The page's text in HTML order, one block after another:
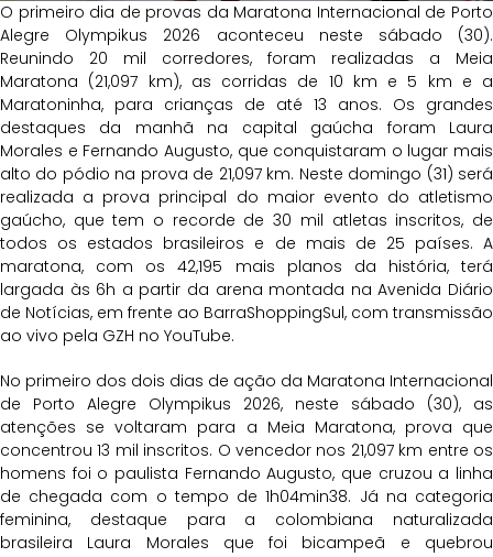
O primeiro dia de provas da Maratona Internacional de Porto
Alegre Olympikus 2026 aconteceu neste sábado (30).
Reunindo 20 mil corredores, foram realizadas a Meia
Maratona (21,097 km), as corridas de 10 km e 5 km e a
Maratoninha, para crianças de até 13 anos. Os grandes
destaques da manhã na capital gaúcha foram Laura
Morales e Fernando Augusto, que conquistaram o lugar mais
alto do pódio na prova de 21,097 km. Neste domingo (31) será
realizada a prova principal do maior evento do atletismo
gaúcho, que tem o recorde de 30 mil atletas inscritos, de
todos os estados brasileiros e de mais de 25 países. A
maratona, com os 42,195 mais planos da história, terá
largada às 6h a partir da arena montada na Avenida Diário
de Notícias, em frente ao BarraShoppingSul, com transmissão
ao vivo pela GZH no YouTube.
No primeiro dos dois dias de ação da Maratona Internacional
de Porto Alegre Olympikus 2026, neste sábado (30), as
atenções se voltaram para a Meia Maratona, prova que
concentrou 13 mil inscritos. O vencedor nos 21,097 km entre os
homens foi o paulista Fernando Augusto, que cruzou a linha
de chegada com o tempo de 1h04min38. Já na categoria
feminina, destaque para a colombiana naturalizada
brasileira Laura Morales que foi bicampeã e quebrou